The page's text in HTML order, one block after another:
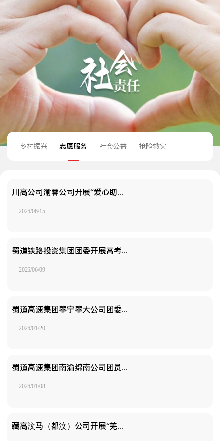
乡村振兴 志愿服务 社会公益 抢险救灾
川高公司渝蓉公司开展“爱心助考·全程护航”高考护考志愿服务活动
2026/06/15
蜀道铁路投资集团团委开展高考志愿服务活动
2026/06/09
蜀道高速集团攀宁攀大公司团委开展“高效查验暖农心 绿通畅行助增收”志愿服务活动
2026/01/20
蜀道高速集团南渝绵南公司团员青年志愿服务绘就元旦出行暖景
2026/01/08
藏高汶马（都汶）公司开展“羌藏风情暖旅途 格桑花开迎新年”元旦志愿服务活动